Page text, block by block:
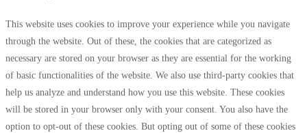
This website uses cookies to improve your experience while you navigate
through the website. Out of these, the cookies that are categorized as
necessary are stored on your browser as they are essential for the working
of basic functionalities of the website. We also use third-party cookies that
help us analyze and understand how you use this website. These cookies
will be stored in your browser only with your consent. You also have the
option to opt-out of these cookies. But opting out of some of these cookies